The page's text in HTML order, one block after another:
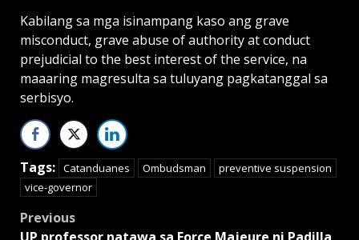
Kabilang sa mga isinampang kaso ang grave
misconduct, grave abuse of authority at conduct
prejudicial to the best interest of the service, na
maaaring magresulta sa tuluyang pagkatanggal sa
serbisyo.
Tags: Catanduanes Ombudsman
preventive suspension
vice-governor
Post
Previous